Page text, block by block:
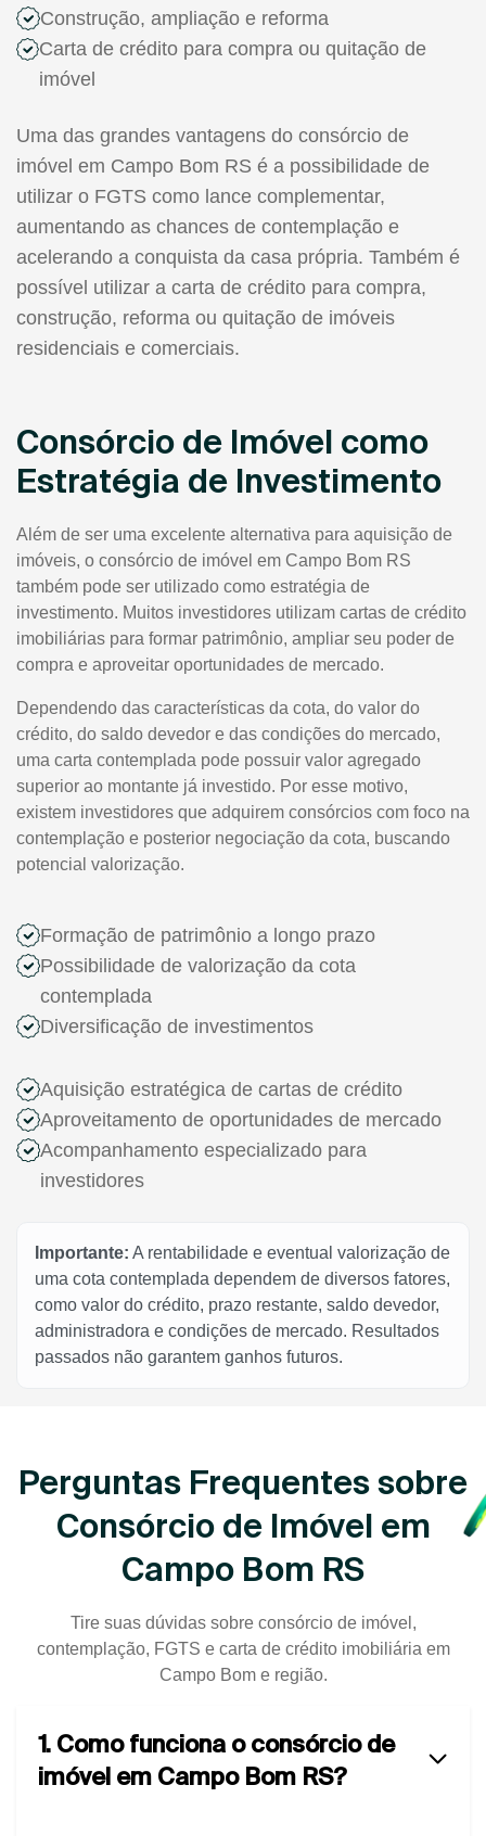
Construção, ampliação e reforma
Carta de crédito para compra ou quitação de
imóvel
Uma das grandes vantagens do consórcio de
imóvel em Campo Bom RS é a possibilidade de
utilizar o FGTS como lance complementar,
aumentando as chances de contemplação e
acelerando a conquista da casa própria. Também é
possível utilizar a carta de crédito para compra,
construção, reforma ou quitação de imóveis
residenciais e comerciais.
Consórcio de Imóvel como
Estratégia de Investimento
Além de ser uma excelente alternativa para aquisição de
imóveis, o consórcio de imóvel em Campo Bom RS
também pode ser utilizado como estratégia de
investimento. Muitos investidores utilizam cartas de crédito
imobiliárias para formar patrimônio, ampliar seu poder de
compra e aproveitar oportunidades de mercado.
Dependendo das características da cota, do valor do
crédito, do saldo devedor e das condições do mercado,
uma carta contemplada pode possuir valor agregado
superior ao montante já investido. Por esse motivo,
existem investidores que adquirem consórcios com foco na
contemplação e posterior negociação da cota, buscando
potencial valorização.
Formação de patrimônio a longo prazo
Possibilidade de valorização da cota
contemplada
Diversificação de investimentos
Aquisição estratégica de cartas de crédito
Aproveitamento de oportunidades de mercado
Acompanhamento especializado para
investidores
Importante: A rentabilidade e eventual valorização de
uma cota contemplada dependem de diversos fatores,
como valor do crédito, prazo restante, saldo devedor,
administradora e condições de mercado. Resultados
passados não garantem ganhos futuros.
Perguntas Frequentes sobre
Consórcio de Imóvel em
Campo Bom RS
Tire suas dúvidas sobre consórcio de imóvel,
contemplação, FGTS e carta de crédito imobiliária em
Campo Bom e região.
1. Como funciona o consórcio de
imóvel em Campo Bom RS?